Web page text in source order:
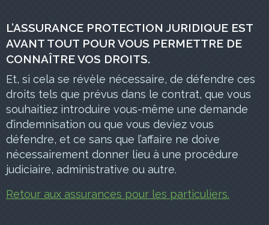
L’ASSURANCE PROTECTION JURIDIQUE EST
AVANT TOUT POUR VOUS PERMETTRE DE
CONNAÎTRE VOS DROITS.
Et, si cela se révèle nécessaire, de défendre ces
droits tels que prévus dans le contrat, que vous
souhaitiez introduire vous-même une demande
d’indemnisation ou que vous deviez vous
défendre, et ce sans que l’affaire ne doive
nécessairement donner lieu à une procédure
judiciaire, administrative ou autre.
Retour aux assurances pour les particuliers.